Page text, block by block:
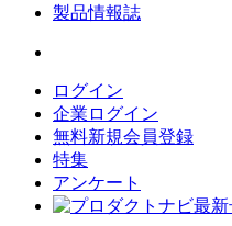
製品情報誌
ログイン
企業ログイン
無料新規会員登録
特集
アンケート